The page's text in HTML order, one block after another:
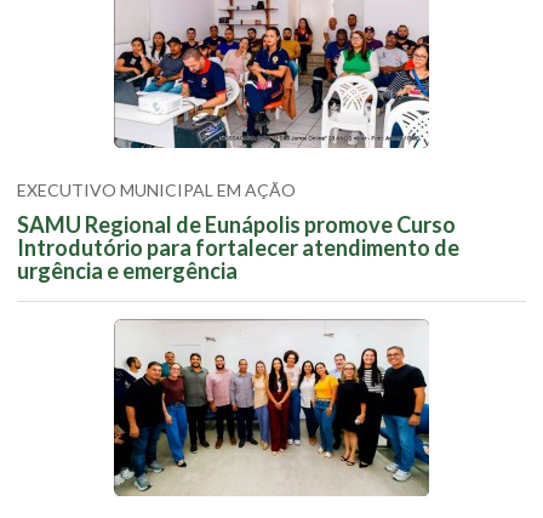
EXECUTIVO MUNICIPAL EM AÇÃO
SAMU Regional de Eunápolis promove Curso
Introdutório para fortalecer atendimento de
urgência e emergência